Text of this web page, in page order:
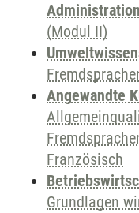
Administration
(Modul II)
Angewandte
Französisch
Grundlagen